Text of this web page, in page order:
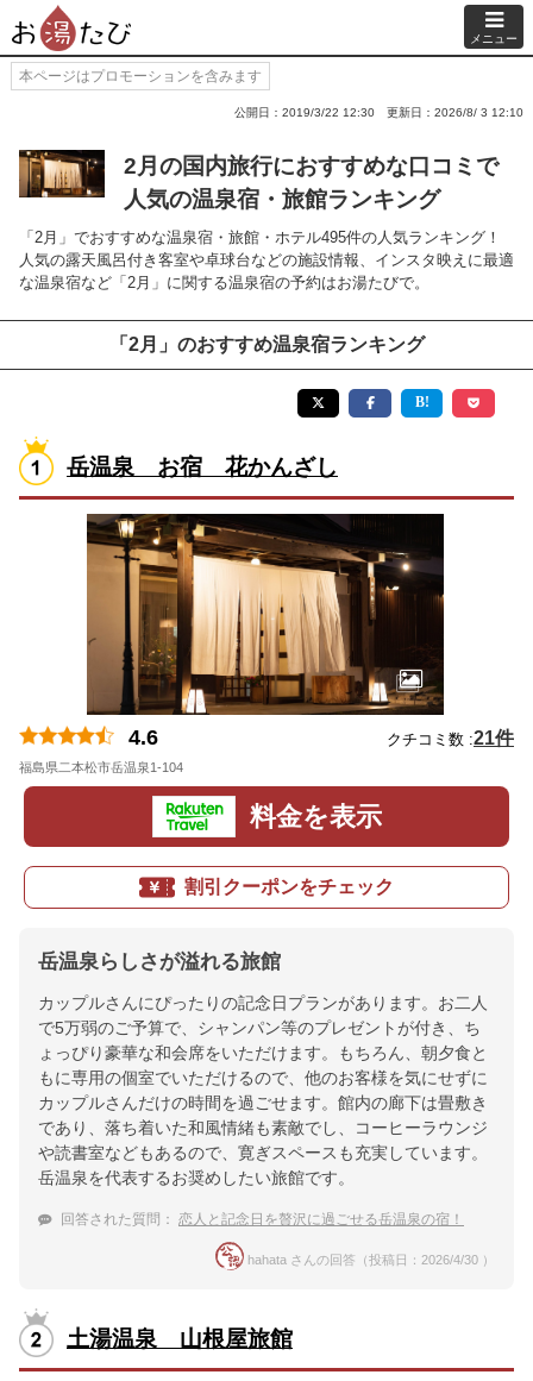
メニュー
本ページはプロモーションを含みます
公開日：2019/3/22 12:30 更新日：2026/8/ 3 12:10
2月の国内旅行におすすめな口コミで
人気の温泉宿・旅館ランキング
「2月」でおすすめな温泉宿・旅館・ホテル495件の人気ランキング！
人気の露天風呂付き客室や卓球台などの施設情報、インスタ映えに最適
な温泉宿など「2月」に関する温泉宿の予約はお湯たびで。
「2月」のおすすめ温泉宿ランキング
岳温泉 お宿 花かんざし
4.6 クチコミ数 :21件
福島県二本松市岳温泉1-104
料金を表示
割引クーポンをチェック
岳温泉らしさが溢れる旅館
カップルさんにぴったりの記念日プランがあります。お二人
で5万弱のご予算で、シャンパン等のプレゼントが付き、ち
ょっぴり豪華な和会席をいただけます。もちろん、朝夕食と
もに専用の個室でいただけるので、他のお客様を気にせずに
カップルさんだけの時間を過ごせます。館内の廊下は畳敷き
であり、落ち着いた和風情緒も素敵でし、コーヒーラウンジ
や読書室などもあるので、寛ぎスペースも充実しています。
岳温泉を代表するお奨めしたい旅館です。
回答された質問： 恋人と記念日を贅沢に過ごせる岳温泉の宿！
hahata さんの回答（投稿日：2026/4/30 ）
土湯温泉 山根屋旅館